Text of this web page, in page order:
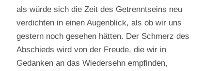
als würde sich die Zeit des Getrenntseins neu
verdichten in einen Augenblick, als ob wir uns
gestern noch gesehen hätten. Der Schmerz des
Abschieds wird von der Freude, die wir in
Gedanken an das Wiedersehn empfinden,